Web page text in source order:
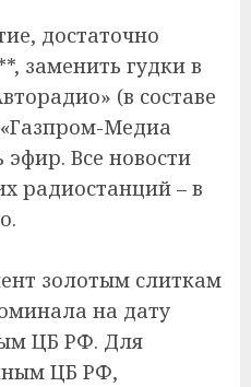
достаточно
заменить гудки в
(в составе
Медиа
Все новости
радиостанций – в
золотым слиткам
на дату
ЦБ РФ. Для
ЦБ РФ,